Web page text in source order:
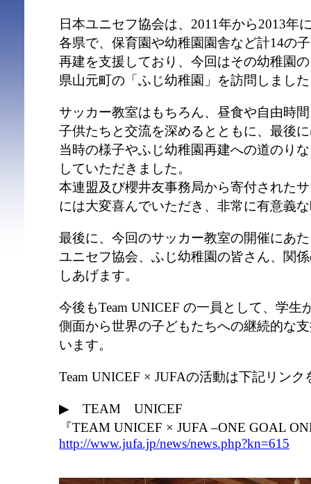
日本ユニセフ協会は、2011年から2013年
各県で、保育園や幼稚園園舎など計14の
再建を支援しており、今回はその幼稚園
県山元町の「ふじ幼稚園」を訪問しまし
サッカー教室はもちろん、昼食や自由時
子供たちと交流を深めるとともに、最後
当時の様子やふじ幼稚園再建への道のり
していただきました。
本連盟及び櫻井友事務局から寄付された
には大変喜んでいただき、非常に有意義
最後に、今回のサッカー教室の開催にあ
ユニセフ協会、ふじ幼稚園の皆さん、関
しあげます。
今後もTeam UNICEF の一員として、学生
側面から世界の子どもたちへの継続的な
います。
Team UNICEF × JUFAの活動は下記リン
▶ TEAM UNICEF
『TEAM UNICEF × JUFA –ONE GOAL
http://www.jufa.jp/news/news.php?kn=615